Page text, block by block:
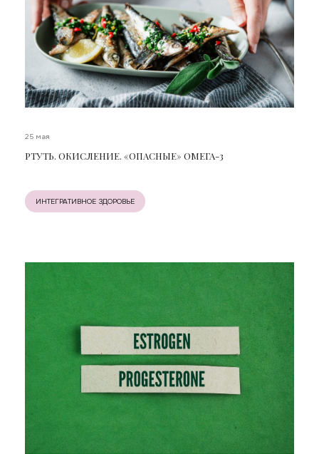
25 мая
РТУТЬ. ОКИСЛЕНИЕ. «ОПАСНЫЕ» ОМЕГА-3
ИНТЕГРАТИВНОЕ ЗДОРОВЬЕ